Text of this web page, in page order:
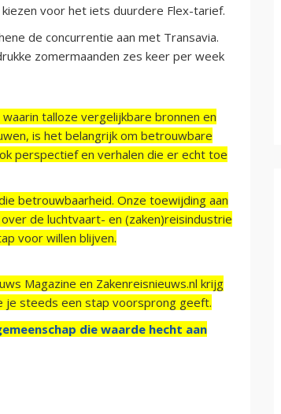
voor het iets duurdere Flex-tarief.
de concurrentie aan met Transavia.
zomermaanden zes keer per week
talloze vergelijkbare bronnen en
is het belangrijk om betrouwbare
perspectief en verhalen die er echt toe
betrouwbaarheid. Onze toewijding aan
de luchtvaart- en (zaken)reisindustrie
voor willen blijven.
Magazine en Zakenreisnieuws.nl krijg
je steeds een stap voorsprong geeft.
die waarde hecht aan